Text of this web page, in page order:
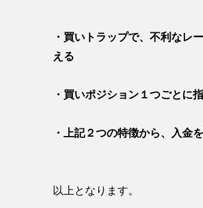
・買いトラップで、不利なレ
える
・買いポジション１つごとに
・上記２つの特徴から、入金
以上となります。